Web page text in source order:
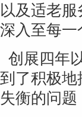
以及适老
深入至每
创展四年
到了积极
失衡的问